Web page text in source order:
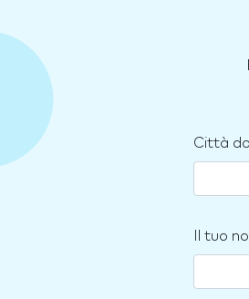
Città
Il tuo